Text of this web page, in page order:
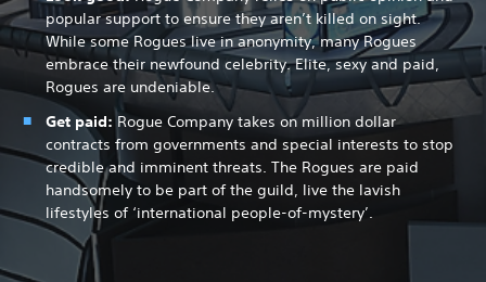
popular support to ensure they aren’t killed on sight.
While some Rogues live in anonymity, many Rogues
embrace their newfound celebrity. Elite, sexy and paid,
Rogues are undeniable.
Get paid: Rogue Company takes on million dollar
contracts from governments and special interests to stop
credible and imminent threats. The Rogues are paid
handsomely to be part of the guild, live the lavish
lifestyles of ‘international people-of-mystery’.